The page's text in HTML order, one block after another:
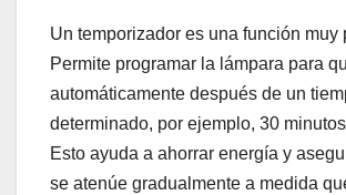
Un temporizador es una función muy
Permite programar la lámpara para
automáticamente después de un
determinado, por ejemplo, 30
Esto ayuda a ahorrar energía y
se atenúe gradualmente a medida